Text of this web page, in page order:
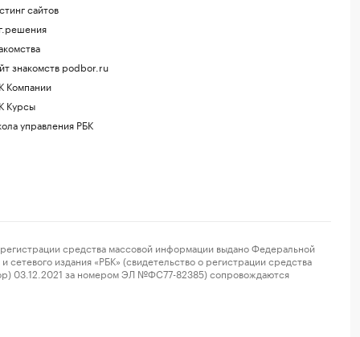
сайтов
знакомств podbor.ru
Компании
Курсы
управления РБК
средства массовой информации выдано Федеральной
издания «РБК» (свидетельство о регистрации средства
03.12.2021 за номером ЭЛ №ФС77-82385) сопровождаются